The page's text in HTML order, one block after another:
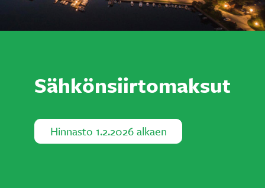
Sähkönsiirtomaksut
Hinnasto 1.2.2026 alkaen